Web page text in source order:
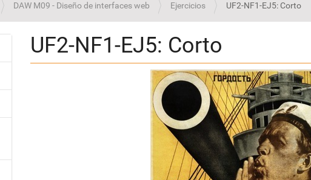
DAW M09 - Diseño de interfaces web Ejercicios UF2-NF1-EJ5: Corto
UF2-NF1-EJ5: Corto